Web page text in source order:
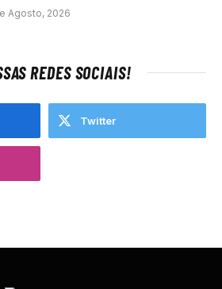
Agosto, 2026
REDES SOCIAIS!
Twitter